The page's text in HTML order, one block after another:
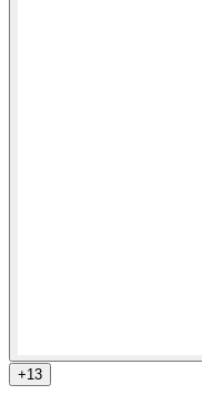
+13